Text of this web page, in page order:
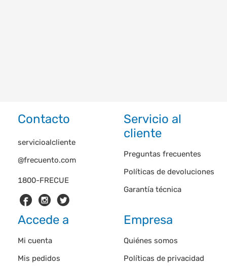
Contacto
1800-FRECUE
servicioalcliente
@frecuento.com
Servicio al
cliente
Preguntas frecuentes
Políticas de devoluciones
Garantía técnica
Accede a
Mi cuenta
Mis pedidos
Empresa
Quiénes somos
Políticas de privacidad